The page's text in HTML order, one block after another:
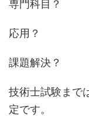
専門科目？
応用？
課題解決？
技術士試験まで
定です。